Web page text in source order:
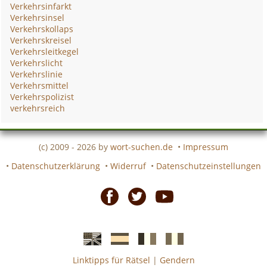
Verkehrsinfarkt
Verkehrsinsel
Verkehrskollaps
Verkehrskreisel
Verkehrsleitkegel
Verkehrslicht
Verkehrslinie
Verkehrsmittel
Verkehrspolizist
verkehrsreich
(c) 2009 - 2026 by wort-suchen.de • Impressum
• Datenschutzerklärung • Widerruf • Datenschutzeinstellungen
EnglischeSpanischefranzösicheitalienische
Linktipps für Rätsel | Gendern